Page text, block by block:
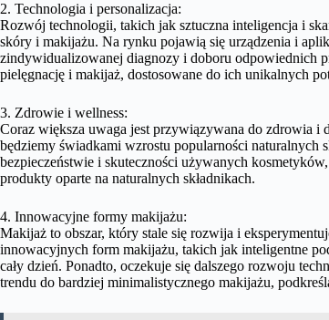
2. Technologia i personalizacja:
Rozwój technologii, takich jak sztuczna inteligencja i
skóry i makijażu. Na rynku pojawią się urządzenia i
zindywidualizowanej diagnozy i doboru odpowiednich
pielęgnację i makijaż, dostosowane do ich unikalnych
3. Zdrowie i wellness:
Coraz większa uwaga jest przywiązywana do zdrowia i
będziemy świadkami wzrostu popularności naturalnych
bezpieczeństwie i skuteczności używanych
produkty oparte na naturalnych składnikach.
4. Innowacyjne formy makijażu:
Makijaż to obszar, który stale się rozwija i
innowacyjnych form makijażu, takich jak inteligentne
cały dzień. Ponadto, oczekuje się dalszego rozwoju
trendu do bardziej minimalistycznego makijażu,